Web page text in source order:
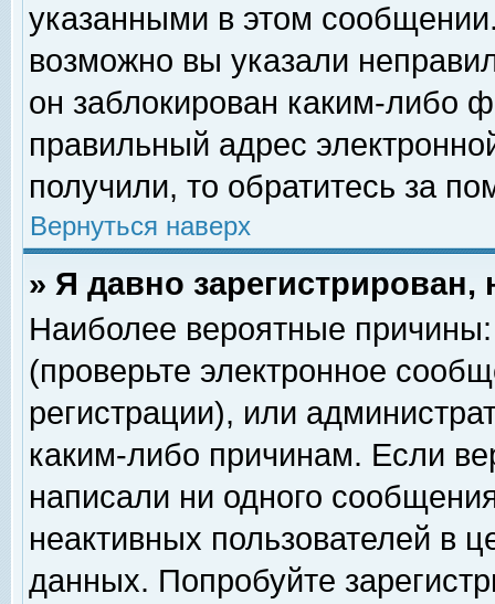
указанными в этом
возможно вы указали
он заблокирован каким-либо
правильный адрес
получили, то обратитесь за
Вернуться наверх
» Я давно
Наиболее вероятные
(проверьте электронное
регистрации), или
каким-либо причинам. Если
написали ни одного
неактивных пользователей в
данных. Попробуйте